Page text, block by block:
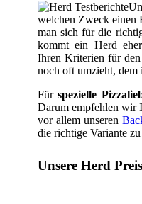
welchen Zweck einen
man sich für die
kommt ein Herd
Ihren Kriterien für den
noch oft umzieht, dem
Fürspezielle
Darum empfehlen wir
vor allem unseren
die richtige Variante
Unsere Herd